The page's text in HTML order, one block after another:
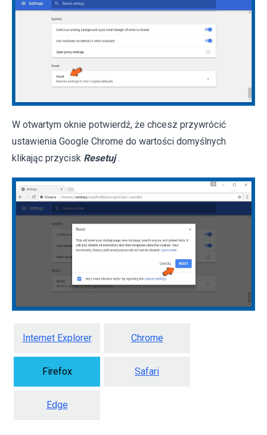
W otwartym oknie potwierdź, że chcesz przywrócić
ustawienia Google Chrome do wartości domyślnych
klikając przycisk Resetuj .
Internet Explorer Chrome
Firefox Safari
Edge